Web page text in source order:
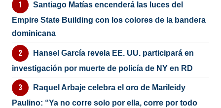
Santiago Matías encenderá las luces del
Empire State Building con los colores de la bandera
dominicana
Hansel García revela EE. UU. participará en
investigación por muerte de policía de NY en RD
Raquel Arbaje celebra el oro de Marileidy
Paulino: “Ya no corre solo por ella, corre por todo